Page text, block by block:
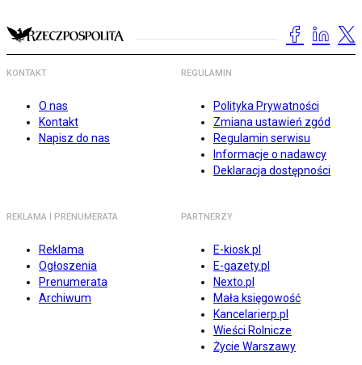
KONTAKT
O nas
Kontakt
Napisz do nas
REGULAMIN
Polityka Prywatności
Zmiana ustawień zgód
Regulamin serwisu
Informacje o nadawcy
Deklaracja dostępności
REKLAMA I PRENUMERATA
Reklama
Ogłoszenia
Prenumerata
Archiwum
PARTNERZY
E-kiosk.pl
E-gazety.pl
Nexto.pl
Mała księgowość
Kancelarierp.pl
Wieści Rolnicze
Życie Warszawy